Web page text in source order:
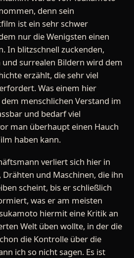
denn sein
ist ein sehr schwer
nur die Wenigsten einen
In blitzschnell zuckenden,
surrealen Bildern wird dem
erzählt, die sehr viel
Was einem hier
menschlichen Verstand im
und bedarf viel
man überhaupt einen Hauch
haben kann.
verliert sich hier in
Drähten und Maschinen, die ihn
scheint, bis er schließlich
was er am meisten
hiermit eine Kritik an
Welt üben wollte, in der die
die Kontrolle über die
ich so nicht sagen. Es ist